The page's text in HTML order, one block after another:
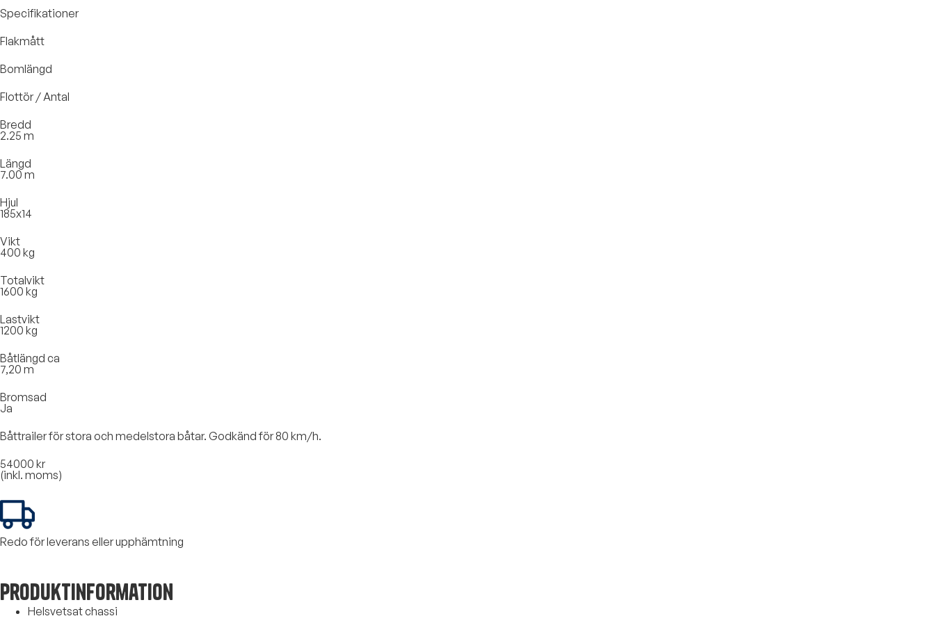
Specifikationer
Flakmått
Bomlängd
Flottör / Antal
Bredd
2.25 m
Längd
7.00 m
Hjul
185x14
Vikt
400 kg
Totalvikt
1600 kg
Lastvikt
1200 kg
Båtlängd ca
7,20 m
Bromsad
Ja
Båttrailer för stora och medelstora båtar. Godkänd för 80 km/h.
54000 kr
(inkl. moms)
Redo för leverans eller upphämtning
Produktinformation
Helsvetsat chassi